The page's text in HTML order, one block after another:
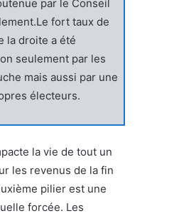
par le Conseil
fort taux de
la droite a été
seulement par les
mais aussi par une
électeurs.
la vie de tout un
les revenus de la fin
pilier est une
forcée. Les